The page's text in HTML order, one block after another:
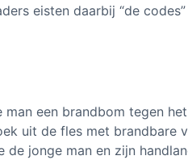
eisten daarbij “de
een brandbom tegen
uit de fles met brandbare
jonge man en zijn